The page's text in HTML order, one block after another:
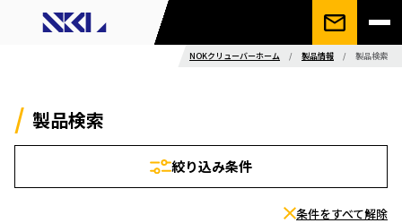
NOKクリューバーホーム / 製品情報 / 製品検索
製品検索
絞り込み条件
条件をすべて解除